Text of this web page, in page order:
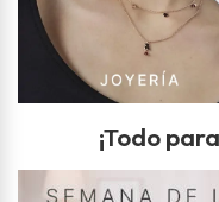
¡Todo